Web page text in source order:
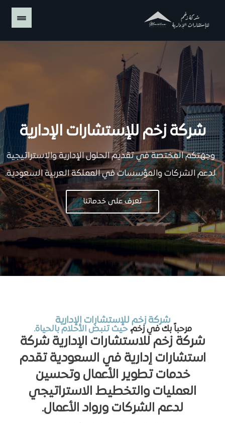
لدعم الشركات والمؤسسات في المملكة العربية السعودية.
شركة زخم للإستشارات الإدارية
وجهتكم المختصة في تقديم الحلول الإدارية والاستراتيجية
تعرف على خدماتنا
شركة زخم للإستشارات الإدارية
مرحباً بك في زخم،حيث تنبض الأحلام بالحياة.
شركة زخم للاستشارات الإدارية شركة
استشارات إدارية في السعودية تقدم
خدمات تطوير الأعمال وتحسين
العمليات والتخطيط الاستراتيجي
لدعم الشركات ورواد الأعمال.